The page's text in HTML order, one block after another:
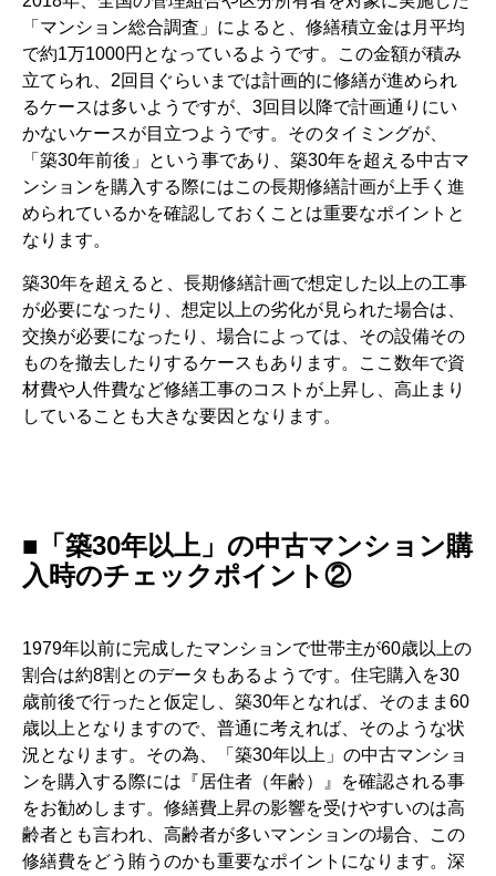
「マンション総合調査」によると、修繕積立金は月平均
で約1万1000円となっているようです。この金額が積み
立てられ、2回目ぐらいまでは計画的に修繕が進められ
るケースは多いようですが、3回目以降で計画通りにい
かないケースが目立つようです。そのタイミングが、
「築30年前後」という事であり、築30年を超える中古マ
ンションを購入する際にはこの長期修繕計画が上手く進
められているかを確認しておくことは重要なポイントと
なります。
築30年を超えると、長期修繕計画で想定した以上の工事
が必要になったり、想定以上の劣化が見られた場合は、
交換が必要になったり、場合によっては、その設備その
ものを撤去したりするケースもあります。ここ数年で資
材費や人件費など修繕工事のコストが上昇し、高止まり
していることも大きな要因となります。
■「築30年以上」の中古マンション購
入時のチェックポイント②
1979年以前に完成したマンションで世帯主が60歳以上の
割合は約8割とのデータもあるようです。住宅購入を30
歳前後で行ったと仮定し、築30年となれば、そのまま60
歳以上となりますので、普通に考えれば、そのような状
況となります。その為、「築30年以上」の中古マンショ
ンを購入する際には『居住者（年齢）』を確認される事
をお勧めします。修繕費上昇の影響を受けやすいのは高
齢者とも言われ、高齢者が多いマンションの場合、この
修繕費をどう賄うのかも重要なポイントになります。深